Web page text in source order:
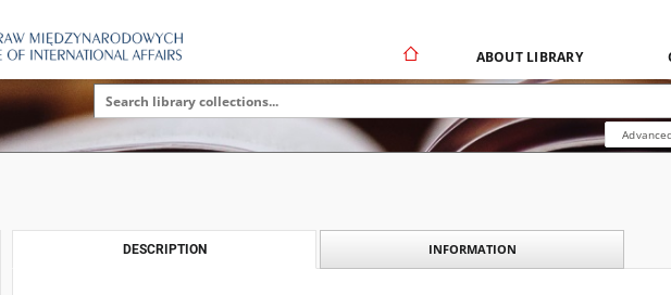
ABOUT LIBRARY
DESCRIPTION INFORMATION